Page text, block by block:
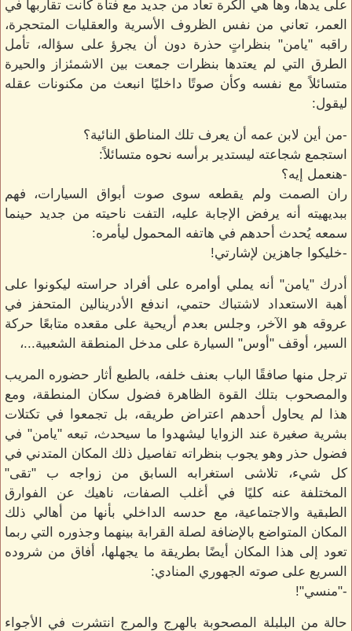
على يدها، وها هي الكُرة تعاد من جديد مع فتاة كانت تقاربها في
العمر، تعاني من نفس الظروف الأسرية والعقليات المتحجرة،
راقبه "يامن" بنظراتٍ حذرة دون أن يجرؤ على سؤاله، تأمل
الطرق التي لم يعتدها بنظرات جمعت بين الاشمئزاز والحيرة
متسائلاً مع نفسه وكأن صوتًا داخليًا انبعث من مكنونات عقله
ليقول:
-من أين لابن عمه أن يعرف تلك المناطق النائية؟
استجمع شجاعته ليستدير برأسه نحوه متسائلاً:
-هنعمل إيه؟
ران الصمت ولم يقطعه سوى صوت أبواق السيارات، فهم
ببديهيته أنه يرفض الإجابة عليه، التفت ناحيته من جديد حينما
سمعه يُحدث أحدهم في هاتفه المحمول ليأمره:
-خليكوا جاهزين لإشارتي!
أدرك "يامن" أنه يملي أوامره على أفراد حراسته ليكونوا على
أهبة الاستعداد لاشتباك حتمي، اندفع الأدرينالين المتحفز في
عروقه هو الآخر، وجلس بعدم أريحية على مقعده متابعًا حركة
السير، أوقف "أوس" السيارة على مدخل المنطقة الشعبية...،
ترجل منها صافقًا الباب بعنف خلفه، بالطبع أثار حضوره المريب
والمصحوب بتلك القوة الظاهرة فضول سكان المنطقة، ومع
هذا لم يحاول أحدهم اعتراض طريقه، بل تجمعوا في تكتلات
بشرية صغيرة عند الزوايا ليشهدوا ما سيحدث، تبعه "يامن" في
فضول حذر وهو يجوب بنظراته تفاصيل ذلك المكان المتدني في
كل شيء، تلاشى استغرابه السابق من زواجه ب "تقى"
المختلفة عنه كليًا في أغلب الصفات، ناهيك عن الفوارق
الطبقية والاجتماعية، مع حدسه الداخلي بأنها من أهالي ذلك
المكان المتواضع بالإضافة لصلة القرابة بينهما وجذوره التي ربما
تعود إلى هذا المكان أيضًا بطريقة ما يجهلها، أفاق من شروده
السريع على صوته الجهوري المنادي:
-"منسي"!
حالة من البلبلة المصحوبة بالهرج والمرج انتشرت في الأجواء